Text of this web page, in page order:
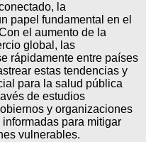
la
papel fundamental en el
el aumento de la
global, las
rápidamente entre países
estas tendencias y
para la salud pública
de estudios
y organizaciones
para mitigar
vulnerables.